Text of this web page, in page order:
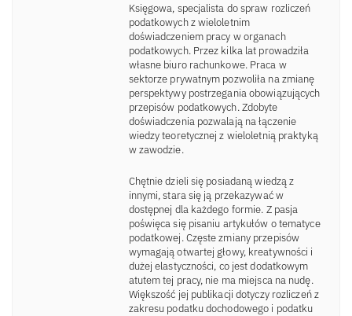
Księgowa, specjalista do spraw rozliczeń
podatkowych z wieloletnim
doświadczeniem pracy w organach
podatkowych. Przez kilka lat prowadziła
własne biuro rachunkowe. Praca w
sektorze prywatnym pozwoliła na zmianę
perspektywy postrzegania obowiązujących
przepisów podatkowych. Zdobyte
doświadczenia pozwalają na łączenie
wiedzy teoretycznej z wieloletnią praktyką
w zawodzie.
Chętnie dzieli się posiadaną wiedzą z
innymi, stara się ją przekazywać w
dostępnej dla każdego formie. Z pasja
poświęca się pisaniu artykułów o tematyce
podatkowej. Częste zmiany przepisów
wymagają otwartej głowy, kreatywności i
dużej elastyczności, co jest dodatkowym
atutem tej pracy, nie ma miejsca na nudę.
Większość jej publikacji dotyczy rozliczeń z
zakresu podatku dochodowego i podatku